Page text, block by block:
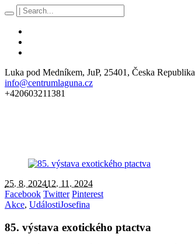
Luka pod Medníkem, JuP, 25401 , Česka Republika
info@centrumlaguna.cz
+420603211381
25. 8. 202412. 11. 2024
Facebook Twitter Pinterest
Akce, UdálostiJosefina
85. výstava exotického ptactva